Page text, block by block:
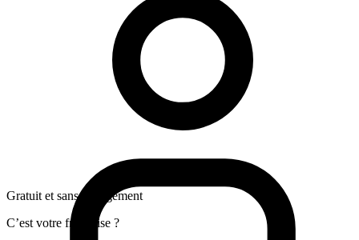
Gratuit et sans engagement
C’est votre franchise ?